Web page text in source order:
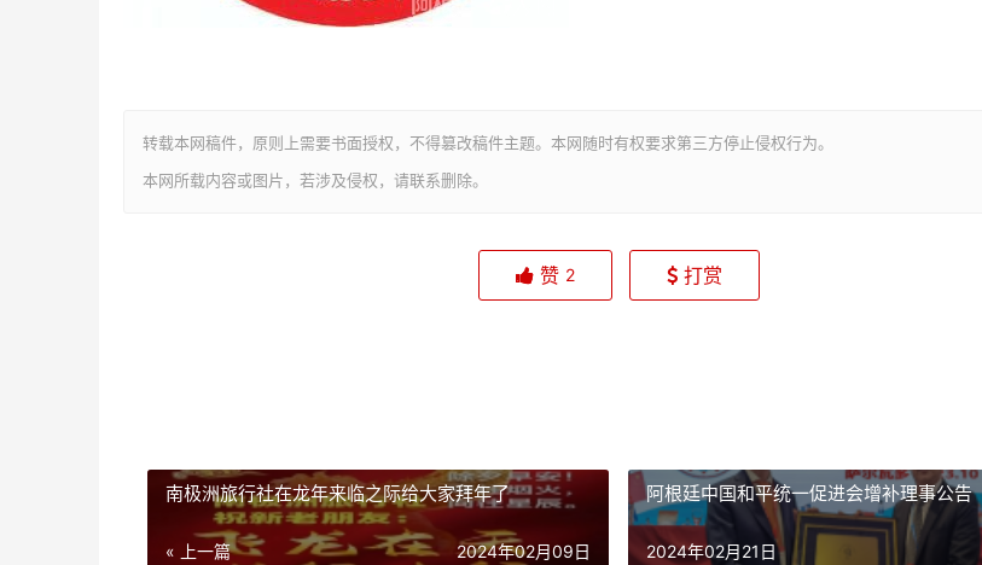
转载本网稿件，原则上需要书面授权，不得篡改稿件主题。本网随时有权要求第三方停止侵权行为。
本网所载内容或图片，若涉及侵权，请联系删除。
赞 2 打赏
南极洲旅行社在龙年来临之际给大家拜年了
« 上一篇 2024年02月09日
阿根廷中国和平统一促进会增补理事公告
2024年02月21日